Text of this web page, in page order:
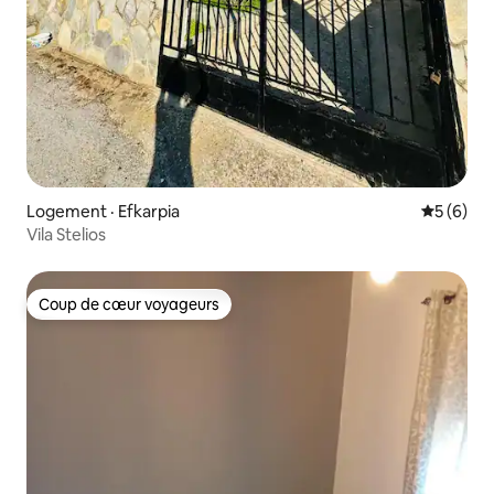
Logement · Efkarpia Note
5 (6)
Vila Stelios
Coup de cœur voyageurs
Coup de cœur voyageurs